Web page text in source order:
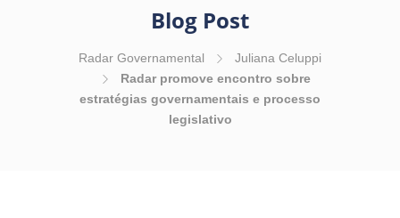
Blog Post
Radar Governamental
Juliana Celuppi
Radar promove encontro sobre
estratégias governamentais e processo
legislativo